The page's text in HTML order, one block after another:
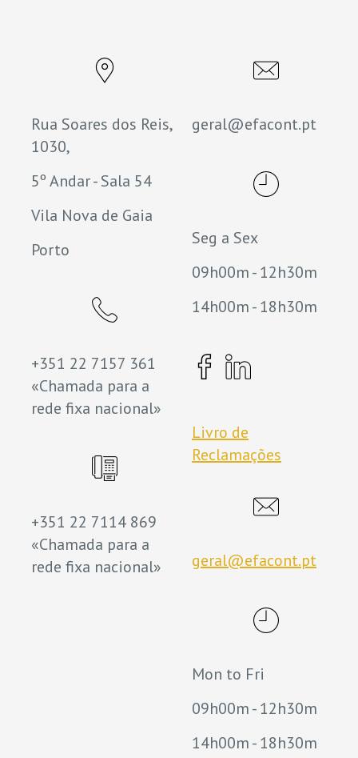
Rua Soares dos Reis,
1030,
5º Andar - Sala 54
Vila Nova de Gaia
Porto
+351 22 7157 361
«Chamada para a
rede fixa nacional»
+351 22 7114 869
«Chamada para a
rede fixa nacional»
geral@efacont.pt
Seg a Sex
09h00m - 12h30m
14h00m - 18h30m
Livro de
Reclamações
geral@efacont.pt
Mon to Fri
09h00m - 12h30m
14h00m - 18h30m